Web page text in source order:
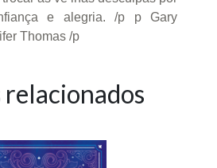
e alegria. /p p Gary
Thomas /p